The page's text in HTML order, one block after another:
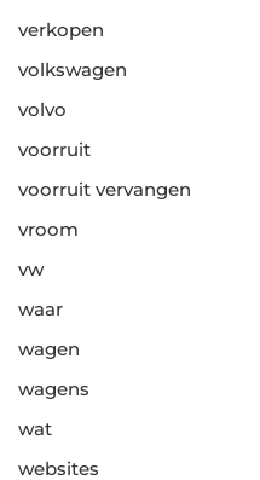
verkopen
volkswagen
volvo
voorruit
voorruit vervangen
vroom
vw
waar
wagen
wagens
wat
websites